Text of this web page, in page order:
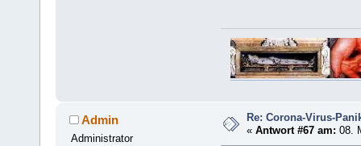
Admin
Administrator
Re: Corona-Virus-
«Antwort #67 am: 08.